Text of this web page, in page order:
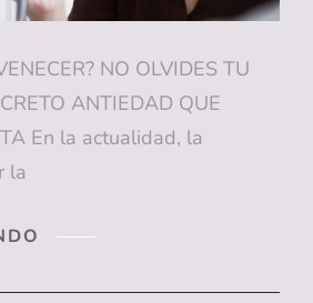
NO OLVIDES TU
ANTIEDAD QUE
En la actualidad, la
la
¿QUIERES